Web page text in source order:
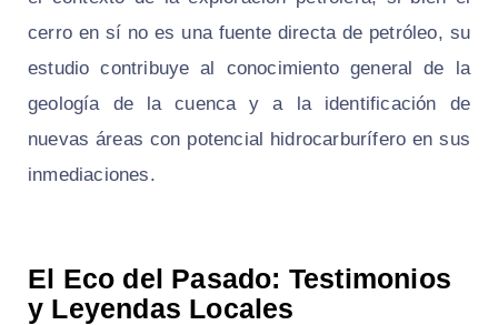
cerro en sí no es una fuente directa de petróleo, su
estudio contribuye al conocimiento general de la
geología de la cuenca y a la identificación de
nuevas áreas con potencial hidrocarburífero en sus
inmediaciones.
El Eco del Pasado: Testimonios
y Leyendas Locales